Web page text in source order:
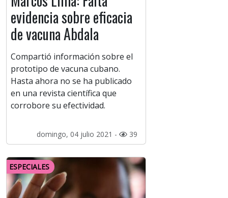
evidencia sobre eficacia
de vacuna Abdala
Compartió información sobre el
prototipo de vacuna cubano.
Hasta ahora no se ha publicado
en una revista científica que
corrobore su efectividad.
domingo, 04 julio 2021 - 39
ESPECIALES